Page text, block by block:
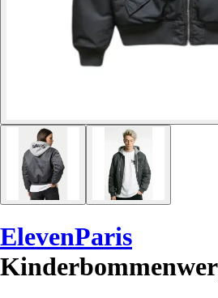
ElevenParis